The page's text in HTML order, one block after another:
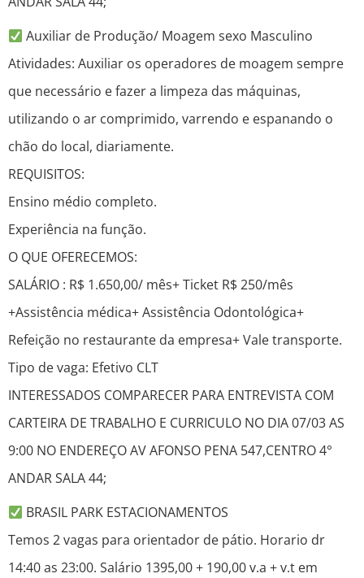
Auxiliar de Produção/ Moagem sexo Masculino
Atividades: Auxiliar os operadores de moagem sempre
que necessário e fazer a limpeza das máquinas,
utilizando o ar comprimido, varrendo e espanando o
chão do local, diariamente.
REQUISITOS:
Ensino médio completo.
Experiência na função.
O QUE OFERECEMOS:
SALÁRIO : R$ 1.650,00/ mês+ Ticket R$ 250/mês
+Assistência médica+ Assistência Odontológica+
Refeição no restaurante da empresa+ Vale transporte.
Tipo de vaga: Efetivo CLT
INTERESSADOS COMPARECER PARA ENTREVISTA COM
CARTEIRA DE TRABALHO E CURRICULO NO DIA 07/03 AS
9:00 NO ENDEREÇO AV AFONSO PENA 547,CENTRO 4°
ANDAR SALA 44;
BRASIL PARK ESTACIONAMENTOS
Temos 2 vagas para orientador de pátio. Horario dr
14:40 as 23:00. Salário 1395,00 + 190,00 v.a + v.t em